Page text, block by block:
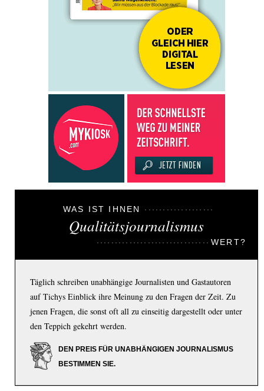
WAS IST IHNEN
Qualitätsjournalismus
WERT?
Täglich schreiben unabhängige Journalisten und Gastautoren
auf Tichys Einblick ihre Meinung zu den Fragen der Zeit. Zu
jenen Fragen, die sonst oft all zu einseitig dargestellt oder unter
den Teppich gekehrt werden.
DEN PREIS FÜR UNABHÄNGIGEN JOURNALISMUS
BESTIMMEN SIE.